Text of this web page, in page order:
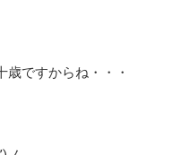
歳ですからね・・・